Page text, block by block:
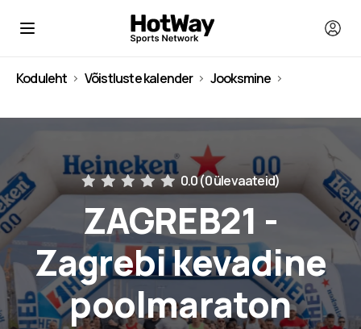
Koduleht Võistluste kalender
Jooksmine
0.0 (0 ülevaateid)
ZAGREB21 -
Zagrebi kevadine
poolmaraton